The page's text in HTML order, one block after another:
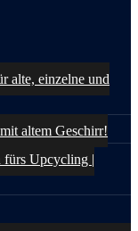
alte, einzelne und
altem Geschirr!
fürs Upcycling |